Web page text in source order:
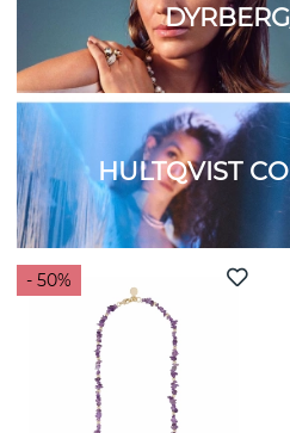
HULTQVIST
- 50%